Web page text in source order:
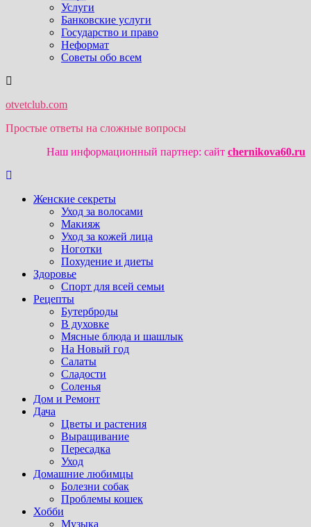
Услуги
Банковские услуги
Государство и право
Неформат
Советы обо всем
otvetclub.com
Простые ответы на сложные вопросы
Наш информационный партнер: сайт chernikova60.ru
Женские секреты
Уход за волосами
Макияж
Уход за кожей лица
Ноготки
Похудение и диеты
Здоровье
Спорт для всей семьи
Рецепты
Бутерброды
В духовке
Мясные блюда и шашлык
На Новый год
Салаты
Сладости
Соленья
Дом и Ремонт
Дача
Цветы и растения
Выращивание
Пересадка
Уход
Домашние любимцы
Болезни собак
Проблемы кошек
Хобби
Музыка